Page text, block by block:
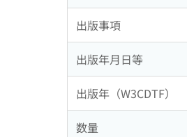
出版事項
出版年月日等
出版年（W3CDTF）
数量